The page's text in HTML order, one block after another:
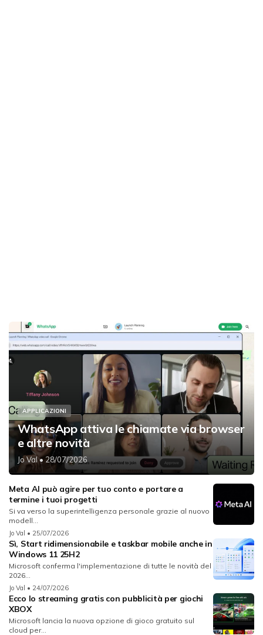
APPLICAZIONI
WhatsApp attiva le chiamate via browser
e altre novità
Jo Val• 28/07/2026
Meta AI può agire per tuo conto e portare a
termine i tuoi progetti
Si va verso la superintelligenza personale grazie al nuovo
modell...
Jo Val • 25/07/2026
Sì, Start ridimensionabile e taskbar mobile anche in
Windows 11 25H2
Microsoft conferma l'implementazione di tutte le novità del
2026...
Jo Val • 24/07/2026
Ecco lo streaming gratis con pubblicità per giochi
XBOX
Microsoft lancia la nuova opzione di gioco gratuito sul
cloud per...